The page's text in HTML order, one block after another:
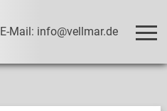
E-Mail: info@vellmar.de